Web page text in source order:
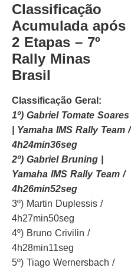
Classificação
Acumulada após
2 Etapas – 7º
Rally Minas
Brasil
Classificação Geral:
1º) Gabriel Tomate Soares
| Yamaha IMS Rally Team /
4h24min36seg
2º) Gabriel Bruning |
Yamaha IMS Rally Team /
4h26min52seg
3º) Martin Duplessis /
4h27min50seg
4º) Bruno Crivilin /
4h28min11seg
5º) Tiago Wernersbach /